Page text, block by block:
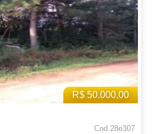
R$ 50.000,00
Cod 28e307